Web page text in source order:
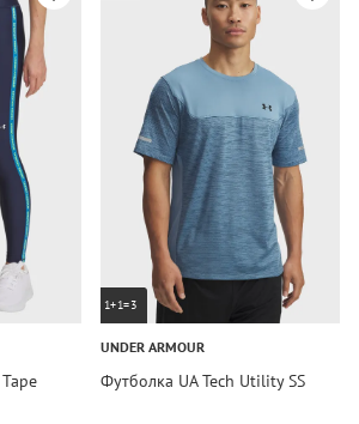
1+1=3
UNDER ARMOUR
Футболка UA Tech Utility SS